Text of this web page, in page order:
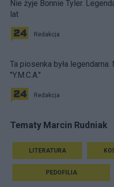
Nie żyje Bonnie Tyler.
lat
Redakcja
Ta piosenka była
"Y.M.C.A."
Redakcja
Tematy Marcin Rudniak
LITERATURA
PEDOFILIA